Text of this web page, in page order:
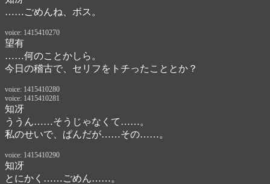
……ごめんね、ボス。
voice: 1415410270
望有
……何のことかしら。
今日の稽古で、セリフをトチったこととか？
voice: 1415410280
voice: 1415410281
知冴
ううん……そうじゃなくて……。
私のせいで、ぱんだが……その……。
voice: 1415410290
知冴
とにかく……ごめん……。